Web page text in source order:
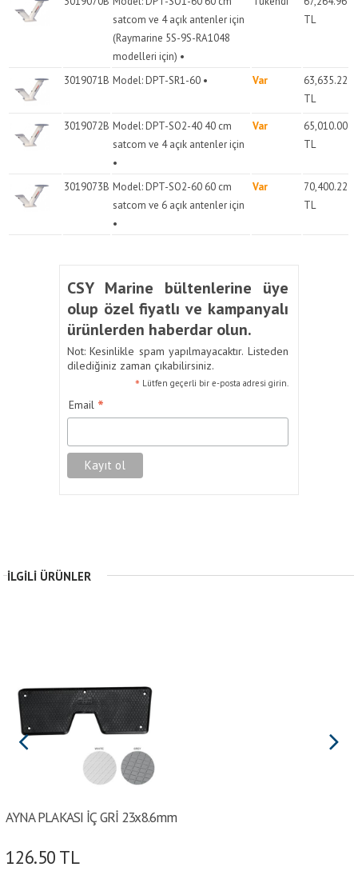
satcom ve 4 açık antenler için
(Raymarine 5S-9S-RA1048
modelleri için) •
TL
3019071B Model: DPT-SR1-60 • Var
63,635.22
TL
3019072B Model: DPT-SO2-40 40 cm
satcom ve 4 açık antenler için
•
Var
65,010.00
TL
3019073B Model: DPT-SO2-60 60 cm
satcom ve 6 açık antenler için
•
Var
70,400.22
TL
CSY Marine bültenlerine üye
olup özel fiyatlı ve kampanyalı
ürünlerden haberdar olun.
Not: Kesinlikle spam yapılmayacaktır. Listeden
dilediğiniz zaman çıkabilirsiniz.
* Lütfen geçerli bir e-posta adresi girin.
Email *
İLGILI ÜRÜNLER
AYNA PLAKASI İÇ GRİ 23x8.6mm
126.50 TL